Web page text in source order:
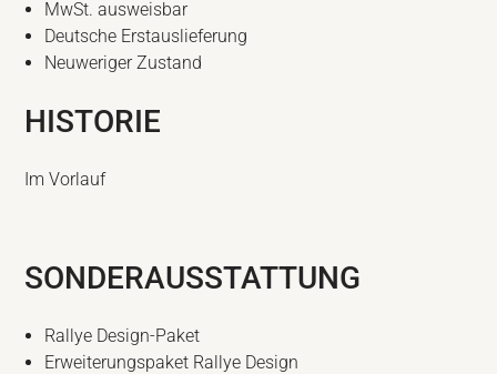
MwSt. ausweisbar
Deutsche Erstauslieferung
Neuweriger Zustand
HISTORIE
Im Vorlauf
SONDERAUSSTATTUNG
Rallye Design-Paket
Erweiterungspaket Rallye Design